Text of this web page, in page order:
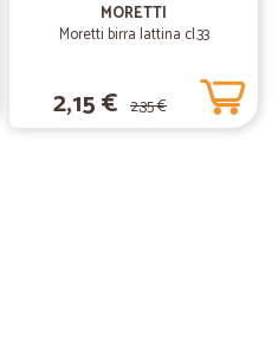
MORETTI
Moretti birra lattina cl.33
2,15 € 2,35 €